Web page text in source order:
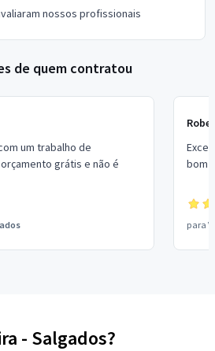
nossos profissionais
de quem contratou
um trabalho de
grátis e não é
bom
para
- Salgados?